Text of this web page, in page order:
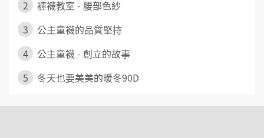
2
褲襪教室 - 腰部色紗
3
公主童襪的品質堅持
4
公主童襪 - 創立的故事
5
冬天也要美美的暖冬90D